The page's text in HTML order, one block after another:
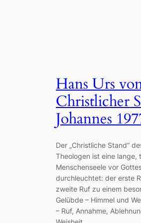
Hans Urs
Christlicher
Johannes
Der „Christliche Stand“
Theologen ist eine lange,
Menschenseele vor
durchleuchtet: der erste
zweite Ruf zu einem
Gelübde – Himmel und
– Ruf, Annahme,